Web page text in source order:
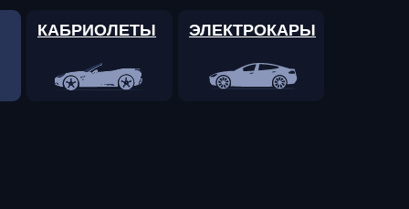
КАБРИОЛЕТЫ ЭЛЕКТРОКАРЫ